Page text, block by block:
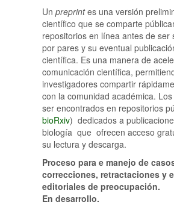
Un preprintes una versión
científico que se comparte
repositorios en línea antes de ser
por pares y su eventual
científica. Es una manera de
comunicación científica,
investigadores compartir
con la comunidad académica. Los
ser encontrados en repositorios
bioRxiv) dedicados a
biología que ofrecen acceso
su lectura y descarga.
Proceso para e manejo de
correcciones, retractaciones y
editoriales de preocupación.
En desarrollo.